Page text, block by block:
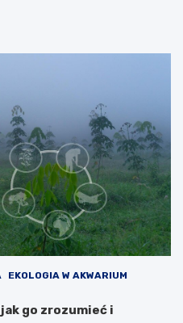
EKOLOGIA W AKWARIUM
go zrozumieć i